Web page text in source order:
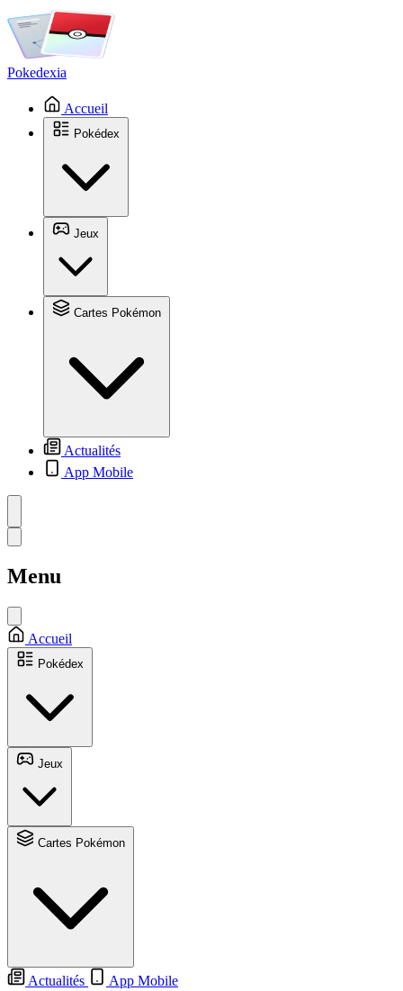
Pokedexia
Accueil
Actualités
App Mobile
Menu
Accueil
Actualités
App Mobile